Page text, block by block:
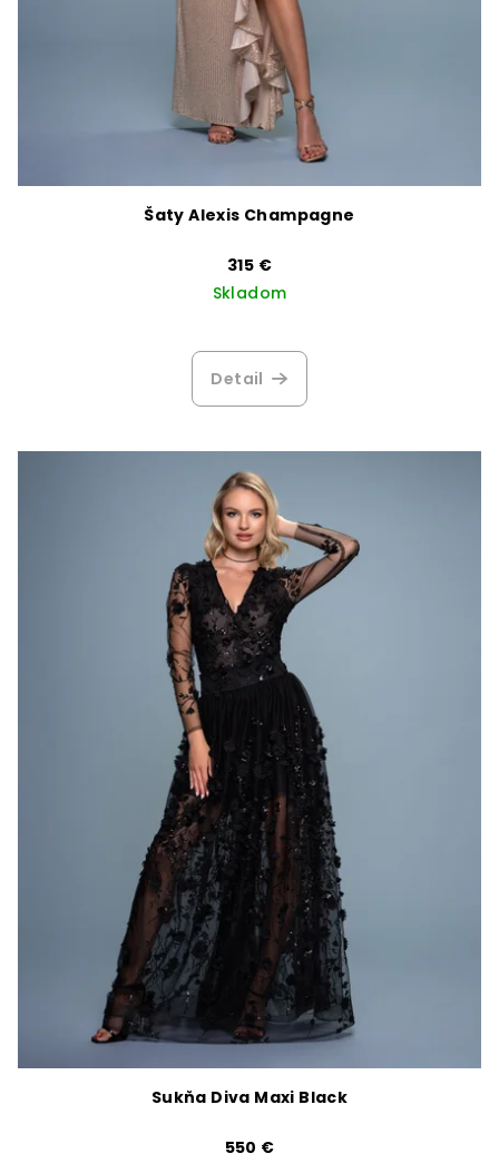
Šaty Alexis Champagne
315 €
Skladom
Detail
Sukňa Diva Maxi Black
550 €